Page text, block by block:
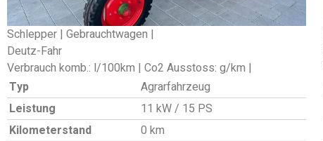
Schlepper | Gebrauchtwagen |
Deutz-Fahr
Verbrauch komb.: l/100km | Co2 Ausstoss: g/km |
Typ
Agrarfahrzeug
Leistung
11 kW / 15 PS
Kilometerstand
0 km